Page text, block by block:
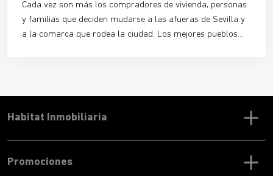
Cada vez son más los compradores de vivienda, personas
y familias que deciden mudarse a las afueras de Sevilla y
a la comarca que rodea la ciudad. Los mejores pueblos
Promociones
Habitat Inmobiliaria